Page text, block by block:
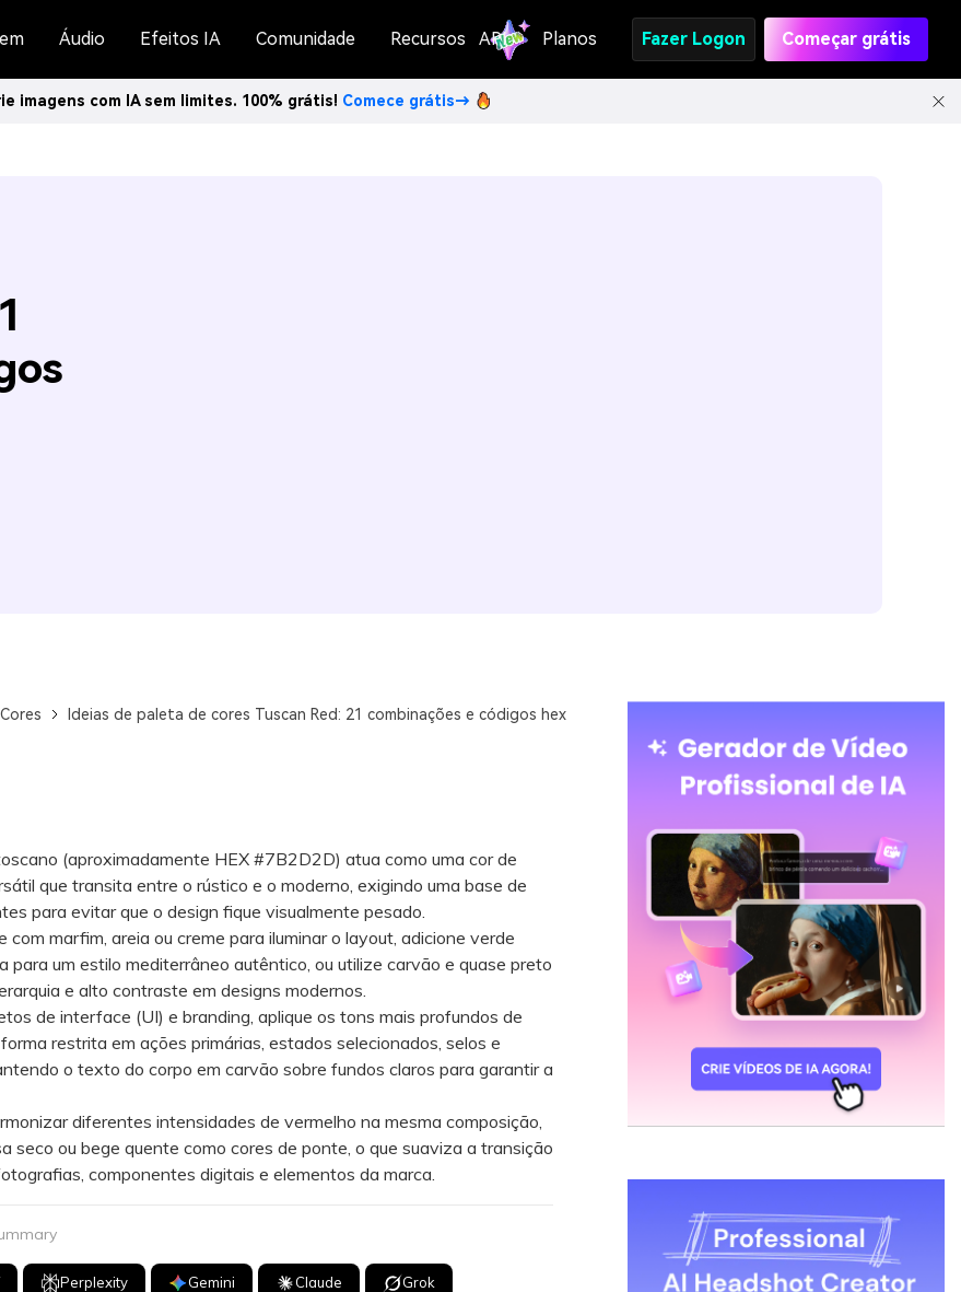
Áudio Efeitos IA Comunidade Recursos API Planos Fazer Logon Começar grátis
imagens com IA sem limites. 100% grátis! Comece grátis→
Ideias de paleta de cores Tuscan Red: 21 combinações e códigos hex
(aproximadamente HEX #7B2D2D) atua como uma cor de
que transita entre o rústico e o moderno, exigindo uma base de
para evitar que o design fique visualmente pesado.
marfim, areia ou creme para iluminar o layout, adicione verde
para um estilo mediterrâneo autêntico, ou utilize carvão e quase preto
e alto contraste em designs modernos.
de interface (UI) e branding, aplique os tons mais profundos de
restrita em ações primárias, estados selecionados, selos e
o texto do corpo em carvão sobre fundos claros para garantir a
diferentes intensidades de vermelho na mesma composição,
seco ou bege quente como cores de ponte, o que suaviza a transição
componentes digitais e elementos da marca.
Perplexity Gemini Claude Grok